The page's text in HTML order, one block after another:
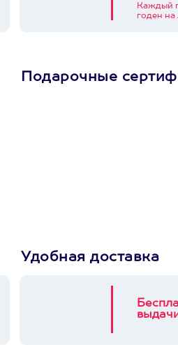
Каждый
годен
Подарочные
Удобная доставка